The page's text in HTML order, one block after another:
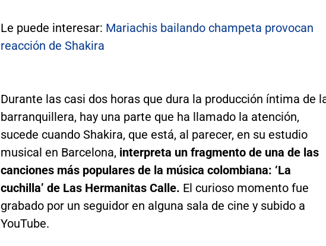
Le puede interesar: Mariachis bailando champeta provocan
reacción de Shakira
Durante las casi dos horas que dura la producción íntima de
barranquillera, hay una parte que ha llamado la atención,
sucede cuando Shakira, que está, al parecer, en su estudio
musical en Barcelona, interpreta un fragmento de una de las
canciones más populares de la música colombiana: ‘La
cuchilla’ de Las Hermanitas Calle. El curioso momento fue
grabado por un seguidor en alguna sala de cine y subido a
YouTube.